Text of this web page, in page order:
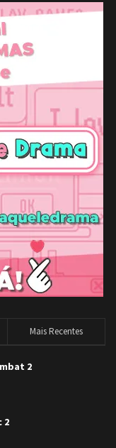
Mais Recentes
2
2